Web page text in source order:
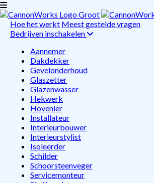
Hoe het werkt Meest gestelde vragen
Bedrijven inschakelen
Aannemer
Dakdekker
Gevelonderhoud
Glaszetter
Glazenwasser
Hekwerk
Hovenier
Installateur
Interieurbouwer
Interieurstylist
Isoleerder
Schilder
Schoorsteenveger
Servicemonteur